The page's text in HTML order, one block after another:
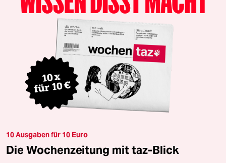
10 Ausgaben für 10 Euro
Die Wochenzeitung mit taz-Blick